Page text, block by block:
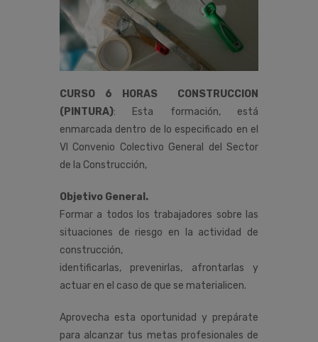
CURSO 6 HORAS CONSTRUCCION
(PINTURA): Esta formación,
está
enmarcada dentro de lo especificado en el
VI Convenio Colectivo General delSector
de la Construcción,
Objetivo General.
Formar a todos los trabajadores sobre las
situaciones de riesgo en la actividad de
construcción,
identificarlas, prevenirlas, afrontarlas y
actuar en el caso de que se materialicen.
Aprovecha esta oportunidad y prepárate
para alcanzar tus metas profesionales de